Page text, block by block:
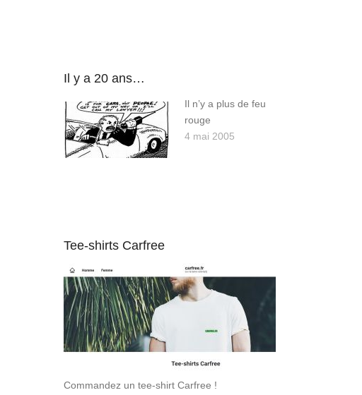
Il y a 20 ans…
Il n’y a plus de feu
rouge
4 mai 2005
Tee-shirts Carfree
Commandez un tee-shirt Carfree !